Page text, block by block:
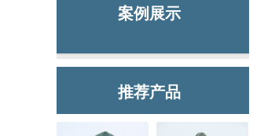
案例展示
推荐产品